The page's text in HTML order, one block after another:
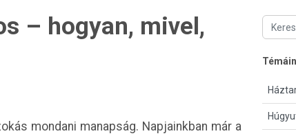
– hogyan, mivel,
mondani manapság. Napjainkban már a